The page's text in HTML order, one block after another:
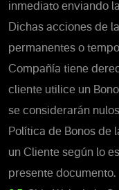
inmediato enviando
Dichas acciones de
permanentes o
Compañía tiene
cliente utilice un
se considerarán
Política de Bonos de
un Cliente según lo
presente documento.